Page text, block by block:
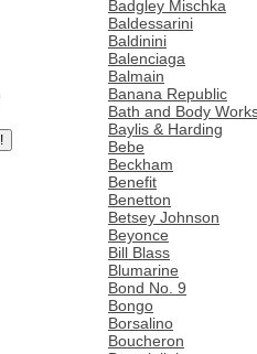
Badgley Mischka
Baldessarini
Baldinini
Balenciaga
Balmain
Banana Republic
Bath and Body
Baylis & Harding
Bebe
Beckham
Benefit
Benetton
Betsey Johnson
Beyonce
Bill Blass
Blumarine
Bond No. 9
Bongo
Borsalino
Boucheron